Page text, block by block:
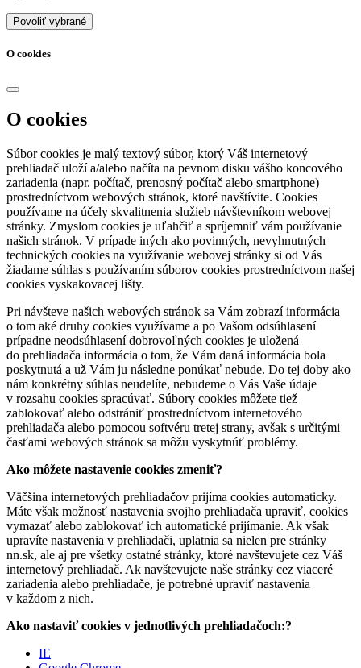
Povoliť vybrané
O cookies
O cookies
Súbor cookies je malý textový súbor, ktorý Váš internetový
prehliadač uloží a/alebo načíta na pevnom disku vášho koncového
zariadenia (napr. počítač, prenosný počítač alebo smartphone)
prostredníctvom webových stránok, ktoré navštívite. Cookies
používame na účely skvalitnenia služieb návštevníkom webovej
stránky. Zmyslom cookies je uľahčiť a spríjemniť vám používanie
našich stránok. V prípade iných ako povinných, nevyhnutných
technických cookies na využívanie webovej stránky si od Vás
žiadame súhlas s používaním súborov cookies prostredníctvom našej
cookies vyskakovacej lišty.
Pri návšteve našich webových stránok sa Vám zobrazí informácia
o tom aké druhy cookies využívame a po Vašom odsúhlasení
prípadne neodsúhlasení dobrovoľných cookies je uložená
do prehliadača informácia o tom, že Vám daná informácia bola
poskytnutá a už Vám ju následne ponúkať nebude. Do tej doby ako
nám konkrétny súhlas neudelíte, nebudeme o Vás Vaše údaje
v rozsahu cookies spracúvať. Súbory cookies môžete tiež
zablokovať alebo odstrániť prostredníctvom internetového
prehliadača alebo pomocou softvéru tretej strany, avšak s určitými
časťami webových stránok sa môžu vyskytnúť problémy.
Ako môžete nastavenie cookies zmeniť?
Väčšina internetových prehliadačov prijíma cookies automaticky.
Máte však možnosť nastavenia svojho prehliadača upraviť, cookies
vymazať alebo zablokovať ich automatické prijímanie. Ak však
upravíte nastavenia v prehliadači, uplatnia sa nielen pre stránky
nn.sk, ale aj pre všetky ostatné stránky, ktoré navštevujete cez Váš
internetový prehliadač. Ak navštevujete naše stránky cez viaceré
zariadenia alebo prehliadače, je potrebné upraviť nastavenia
v každom z nich.
Ako nastaviť cookies v jednotlivých prehliadačoch:?
IE